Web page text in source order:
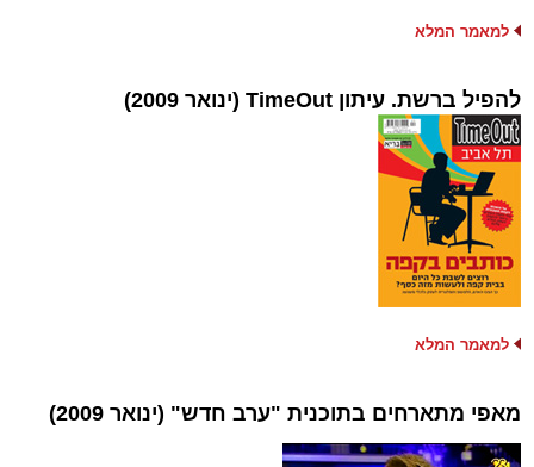
למאמר המלא
להפיל ברשת. עיתון TimeOut (ינואר 2009)
למאמר המלא
מאפי מתארחים בתוכנית "ערב חדש" (ינואר 2009)